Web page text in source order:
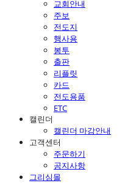
교회안내
주보
전도지
행사용
봉투
출판
리플릿
카드
전도용품
ETC
캘린더
캘린더 마감안내
고객센터
주문하기
공지사항
그리심몰